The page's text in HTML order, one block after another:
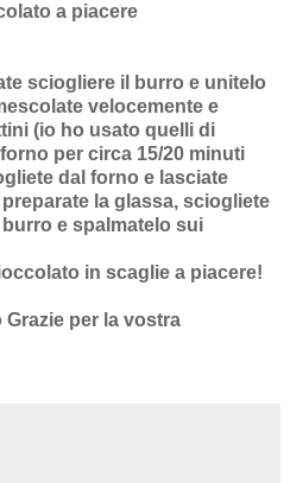
a piacere
sciogliere il burro e unitelo
velocemente e
(io ho usato quelli di
per circa 15/20 minuti
dal forno e lasciate
la glassa, sciogliete
e spalmatelo sui
in scaglie a piacere!
per la vostra